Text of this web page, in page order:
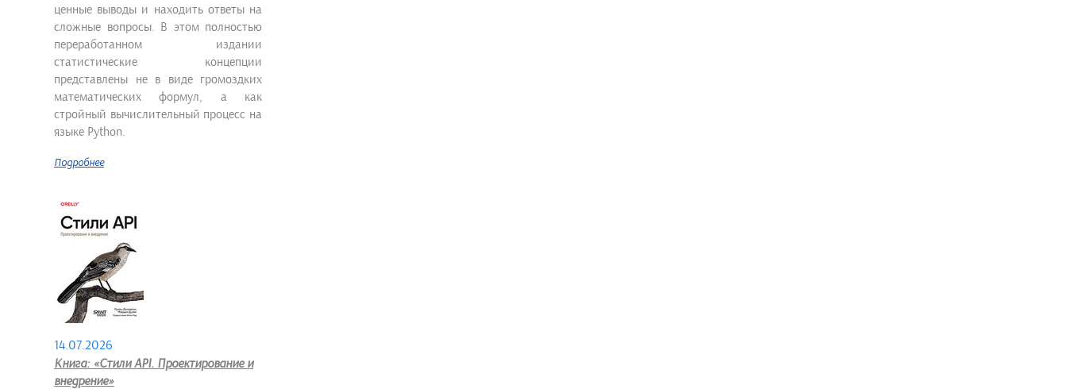
ценные выводы и находить ответы на
сложные вопросы. В этом полностью
переработанном издании
статистические концепции
представлены не в виде громоздких
математических формул, а как
стройный вычислительный процесс на
языке Python.
Подробнее
14.07.2026
Книга: «Стили API. Проектирование и
внедрение»